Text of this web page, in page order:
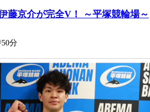
藤京介が完全V！ ～平塚競輪場～
分